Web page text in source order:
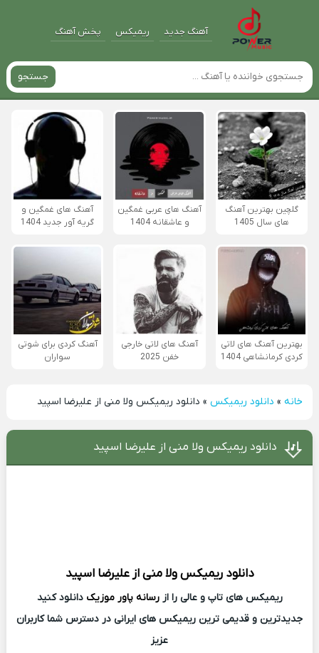
آهنگ جدید ریمیکس پخش آهنگ
جستجو
گلچین بهترین آهنگ
های سال 1405
آهنگ های عربی غمگین
و عاشقانه 1404
آهنگ های غمگین و
گریه آور جدید 1404
بهترین آهنگ های لاتی
کردی کرمانشاهی 1404
آهنگ های لاتی خارجی
خفن 2025
آهنگ کردی برای شوتی
سواران
خانه» دانلود ریمیکس» دانلود ریمیکس ولا منی از علیرضا اسپید
دانلود ریمیکس ولا منی از علیرضا اسپید
دانلود ریمیکس ولا منی ازعلیرضا اسپید
ریمیکس های تاپ و عالی را از رسانه پاور موزیک دانلود کنید
جدیدترین و قدیمی ترین ریمیکس های ایرانی در دسترس شما کاربران
عزیز